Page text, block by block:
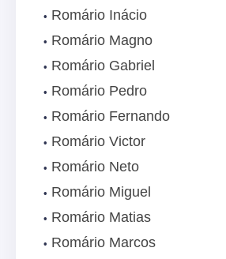
Romário Inácio
Romário Magno
Romário Gabriel
Romário Pedro
Romário Fernando
Romário Victor
Romário Neto
Romário Miguel
Romário Matias
Romário Marcos